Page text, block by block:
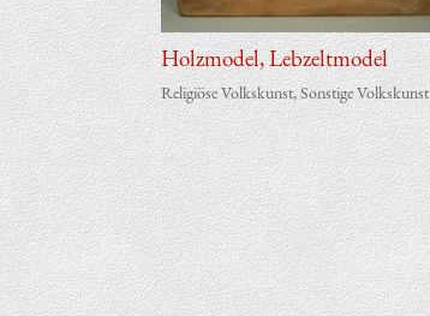
Holz­mo­del, Lebzeltmodel
Religiöse Volkskunst,Sonstige Volkskunst